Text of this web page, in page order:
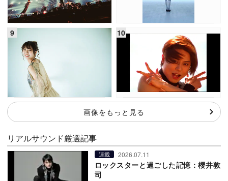
画像をもっと見る
リアルサウンド厳選記事
連載 2026.07.11
ロックスターと過ごした記憶：櫻井敦
司